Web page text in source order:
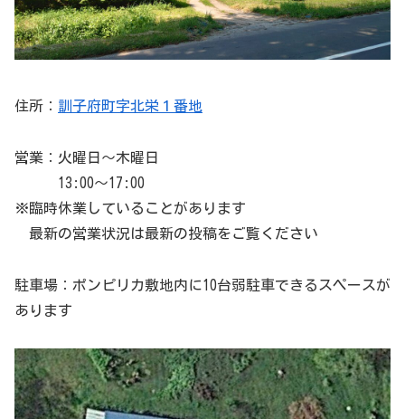
住所： 訓子府町字北栄１番地
営業：火曜日〜木曜日
13:00〜17:00
※臨時休業していることがあります
最新の営業状況は最新の投稿をご覧ください
駐車場：ポンピリカ敷地内に10台弱駐車できるスペースが
あります